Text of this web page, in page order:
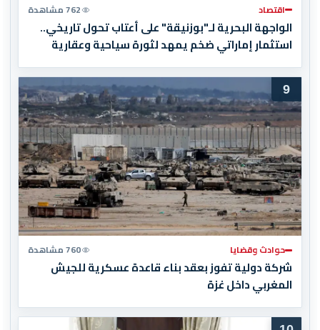
اقتصاد 762 مشاهدة
الواجهة البحرية لـ"بوزنيقة" على أعتاب تحول تاريخي..
استثمار إماراتي ضخم يمهد لثورة سياحية وعقارية
9
حوادث وقضايا 760 مشاهدة
شركة دولية تفوز بعقد بناء قاعدة عسكرية للجيش
المغربي داخل غزة